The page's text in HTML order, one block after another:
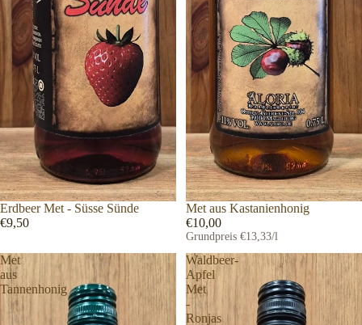
Erdbeer Met - Süsse Sünde
€9,50
Met aus Kastanienhonig
€10,00
Grundpreis €13,33/l
Met
aus
Tannenhonig
Waldbeer-
Apfel
Met
-
Ronjas